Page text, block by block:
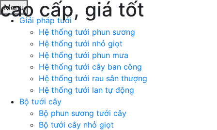
cao cấp, giá tốt
Menu
Giải pháp tưới
Hệ thống tưới phun sương
Hệ thống tưới nhỏ giọt
Hệ thống tưới phun mưa
Hệ thống tưới cây ban công
Hệ thống tưới rau sân thượng
Hệ thống tưới lan tự động
Bộ tưới cây
Bộ phun sương tưới cây
Bộ tưới cây nhỏ giọt